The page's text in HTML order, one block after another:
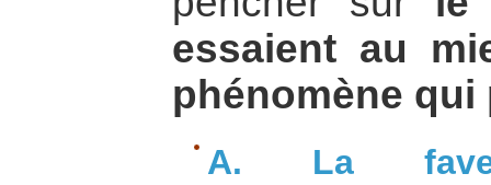
essaient au
phénomène qui
A. La